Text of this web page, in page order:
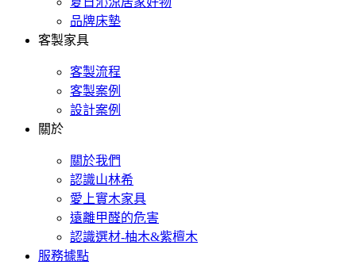
品牌床墊
客製家具
客製流程
客製案例
設計案例
關於
關於我們
認識山林希
愛上實木家具
遠離甲醛的危害
認識選材-柚木&紫檀木
服務據點